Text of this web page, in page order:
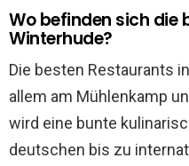
Wo befinden sich die
Winterhude?
Die besten Restaurants
allem am Mühlenkamp
wird eine bunte
deutschen bis zu